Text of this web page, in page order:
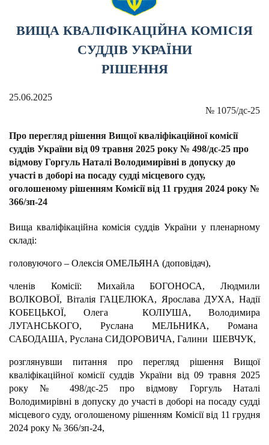
ВИЩА КВАЛІФІКАЦІЙНА КОМІСІЯ
СУДДІВ УКРАЇНИ
РІШЕННЯ
25.06.2025
№ 1075/дс-25
Про перегляд рішення Вищої кваліфікаційної комісії
суддів України від 09 травня 2025 року № 498/дс-25 про
відмову Горгуль Наталі Володимирівні в допуску до
участі в доборі на посаду судді місцевого суду,
оголошеному рішенням Комісії від 11 грудня 2024 року №
366/зп-24
Вища кваліфікаційна комісія суддів України у пленарному
складі:
головуючого – Олексія ОМЕЛЬЯНА (доповідач),
членів Комісії: Михайла БОГОНОСА, Людмили
ВОЛКОВОЇ, Віталія ГАЦЕЛЮКА, Ярослава ДУХА, Надії
КОБЕЦЬКОЇ, Олега КОЛІУША, Володимира
ЛУГАНСЬКОГО, Руслана МЕЛЬНИКА, Романа
САБОДАША, Руслана СИДОРОВИЧА, Галини ШЕВЧУК,
розглянувши питання про перегляд рішення Вищої
кваліфікаційної комісії суддів України від 09 травня 2025
року № 498/дс-25 про відмову Горгуль Наталі
Володимирівні в допуску до участі в доборі на посаду судді
місцевого суду, оголошеному рішенням Комісії від 11 грудня
2024 року № 366/зп-24,